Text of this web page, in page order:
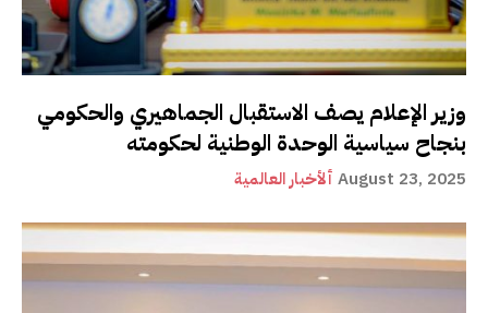
وزير الإعلام يصف الاستقبال الجماهيري والحكومي
بنجاح سياسية الوحدة الوطنية لحكومته
ألأخبار العالمية August 23, 2025